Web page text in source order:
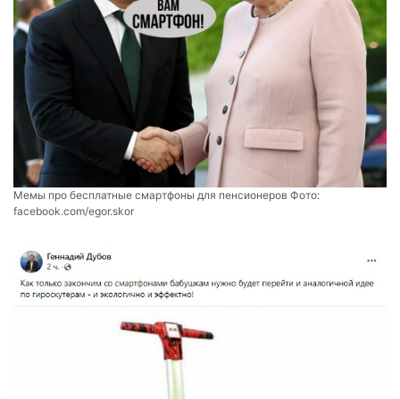
Мемы про бесплатные смартфоны для пенсионеров Фото:
facebook.com/egor.skor